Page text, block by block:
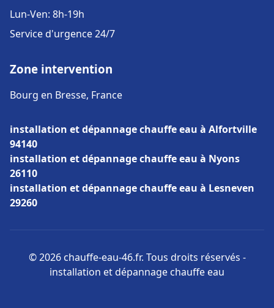
Lun-Ven: 8h-19h
Service d'urgence 24/7
Zone intervention
Bourg en Bresse, France
installation et dépannage chauffe eau à Alfortville
94140
installation et dépannage chauffe eau à Nyons
26110
installation et dépannage chauffe eau à Lesneven
29260
© 2026 chauffe-eau-46.fr. Tous droits réservés -
installation et dépannage chauffe eau